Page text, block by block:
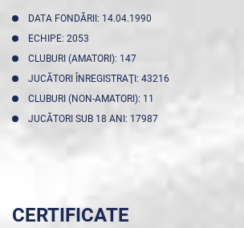
DATA FONDĂRII: 14.04.1990
ECHIPE: 2053
CLUBURI (AMATORI): 147
JUCĂTORI ÎNREGISTRAŢI: 43216
CLUBURI (NON-AMATORI): 11
JUCĂTORI SUB 18 ANI: 17987
CERTIFICATE